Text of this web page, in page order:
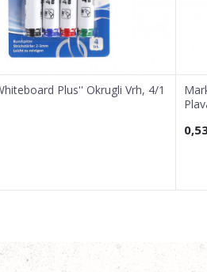
Plus'' Okrugli Vrh, 4/1